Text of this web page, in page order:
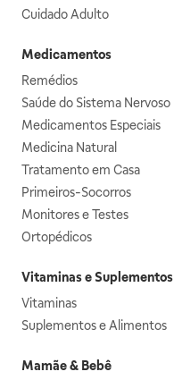
Cuidado Adulto
Medicamentos
Remédios
Saúde do Sistema Nervoso
Medicamentos Especiais
Medicina Natural
Tratamento em Casa
Primeiros-Socorros
Monitores e Testes
Ortopédicos
Vitaminas e Suplementos
Vitaminas
Suplementos e Alimentos
Mamãe & Bebê